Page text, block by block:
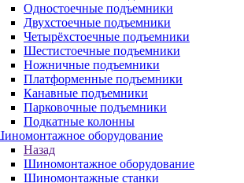
Одностоечные подъемники
Двухстоечные подъемники
Четырёхстоечные подъемники
Шестистоечные подъемники
Ножничные подъемники
Платформенные подъемники
Канавные подъемники
Парковочные подъемники
Подкатные колонны
оборудование
Назад
Шиномонтажное оборудование
Шиномонтажные станки